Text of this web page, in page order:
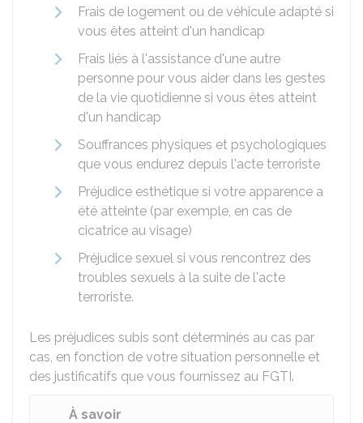
Frais de logement ou de véhicule adapté si
vous êtes atteint d'un handicap
Frais liés à l'assistance d'une autre
personne pour vous aider dans les gestes
de la vie quotidienne si vous êtes atteint
d'un handicap
Souffrances physiques et psychologiques
que vous endurez depuis l'acte terroriste
Préjudice esthétique si votre apparence a
été atteinte (par exemple, en cas de
cicatrice au visage)
Préjudice sexuel si vous rencontrez des
troubles sexuels à la suite de l'acte
terroriste.
Les préjudices subis sont déterminés au cas par
cas, en fonction de votre situation personnelle et
des justificatifs que vous fournissez au FGTI.
À savoir